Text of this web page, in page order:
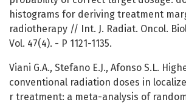
histograms for deriving treatment
radiotherapy // Int. J. Radiat. Oncol.
Vol. 47(4). - P 1121-1135.
Viani G.A., Stefano E.J., Afonso S.L.
conventional radiation doses in
r treatment: a meta-analysis of